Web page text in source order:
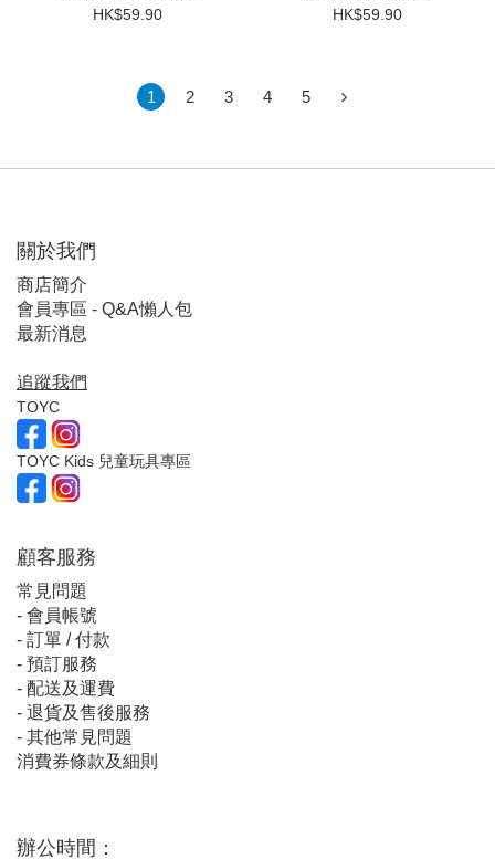
HK$59.90
HK$59.90
1 2 3 4 5
關於我們
商店簡介
會員專區 - Q&A懶人包
最新消息
追蹤我們
TOYC
TOYC Kids 兒童玩具專區
顧客服務
常見問題
- 會員帳號
- 訂單 / 付款
- 預訂服務
- 配送及運費
- 退貨及售後服務
- 其他常見問題
消費券條款及細則
辦公時間：